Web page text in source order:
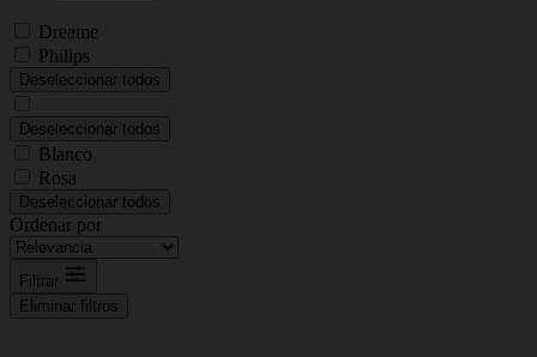
Dreame
Philips
Deseleccionar todos
Deseleccionar todos
Blanco
Rosa
Deseleccionar todos
Ordenar por
Filtrar
Eliminar filtros